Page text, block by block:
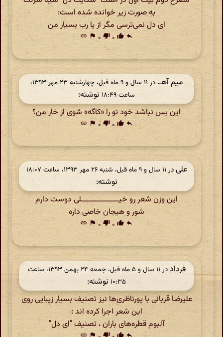
به صورت زیر خوانده شده است:
ای دل نمی‌ترسی مگر از یا رب بسیار من
reply
thumb_up ۰ thumb_down ۰ flag
link
میم آهـ.
در ‫۱۱ سال و ۹ ماه قبل، چهارشنبه ۲۳ مهر ۱۳۹۳،
ساعت ۱۸:۴۹
نوشته:
این بس نباشد خود تو را «کاگه» شوی از خار من؟
reply
thumb_up ۰ thumb_down ۰ flag
link
علیدر ‫۱۱ سال و ۹ ماه قبل، شنبه ۲۶ مهر ۱۳۹۳، ساعت ۱۸:۰۷
نوشته:
این وزن شعر رو خیـــــــــــــــــــلی دوست دارم
شور و هیجان خاصی داره
reply
thumb_up ۰ thumb_down ۰ flag
link
فرداد
در ‫۱۱ سال و ۵ ماه قبل، جمعه ۲۴ بهمن ۱۳۹۳، ساعت
۱۰:۳۵ نوشته:
علیرضا قربانی با پورناظری‌ها نیز تصنیف بسیار زیبایی روی
این شعر اجرا کرده اند :
آلبوم قطره‌های باران ، تصنیف "ای دل"
reply
thumb_up
thumb_down
flag
link